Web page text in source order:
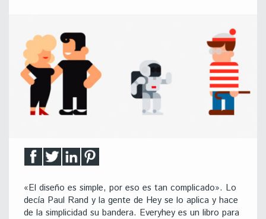
«El diseño es simple, por eso es tan complicado». Lo
decía Paul Rand y la gente de Hey se lo aplica y hace
de la simplicidad su bandera. Everyhey es un libro para